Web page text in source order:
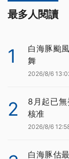
最多人閱讀
1
白海豚颱
舞
2026/8/6
2
8月起已
核准
2026/8/6
白海豚估